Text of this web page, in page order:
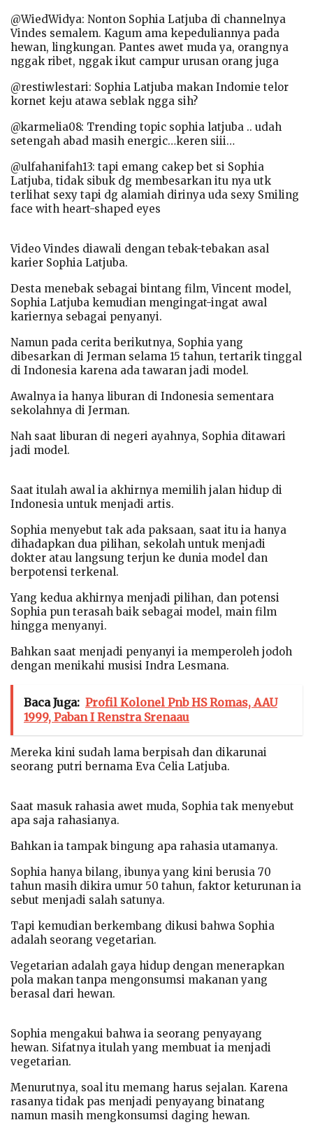
@WiedWidya: Nonton Sophia Latjuba di channelnya
Vindes semalem. Kagum ama kepeduliannya pada
hewan, lingkungan. Pantes awet muda ya, orangnya
nggak ribet, nggak ikut campur urusan orang juga
@restiwlestari: Sophia Latjuba makan Indomie telor
kornet keju atawa seblak ngga sih?
@karmelia08: Trending topic sophia latjuba .. udah
setengah abad masih energic…keren siii…
@ulfahanifah13: tapi emang cakep bet si Sophia
Latjuba, tidak sibuk dg membesarkan itu nya utk
terlihat sexy tapi dg alamiah dirinya uda sexy Smiling
face with heart-shaped eyes
Video Vindes diawali dengan tebak-tebakan asal
karier Sophia Latjuba.
Desta menebak sebagai bintang film, Vincent model,
Sophia Latjuba kemudian mengingat-ingat awal
kariernya sebagai penyanyi.
Namun pada cerita berikutnya, Sophia yang
dibesarkan di Jerman selama 15 tahun, tertarik tinggal
di Indonesia karena ada tawaran jadi model.
Awalnya ia hanya liburan di Indonesia sementara
sekolahnya di Jerman.
Nah saat liburan di negeri ayahnya, Sophia ditawari
jadi model.
Saat itulah awal ia akhirnya memilih jalan hidup di
Indonesia untuk menjadi artis.
Sophia menyebut tak ada paksaan, saat itu ia hanya
dihadapkan dua pilihan, sekolah untuk menjadi
dokter atau langsung terjun ke dunia model dan
berpotensi terkenal.
Yang kedua akhirnya menjadi pilihan, dan potensi
Sophia pun terasah baik sebagai model, main film
hingga menyanyi.
Bahkan saat menjadi penyanyi ia memperoleh jodoh
dengan menikahi musisi Indra Lesmana.
Baca Juga: Profil Kolonel Pnb HS Romas, AAU
1999, Paban I Renstra Srenaau
Mereka kini sudah lama berpisah dan dikarunai
seorang putri bernama Eva Celia Latjuba.
Saat masuk rahasia awet muda, Sophia tak menyebut
apa saja rahasianya.
Bahkan ia tampak bingung apa rahasia utamanya.
Sophia hanya bilang, ibunya yang kini berusia 70
tahun masih dikira umur 50 tahun, faktor keturunan ia
sebut menjadi salah satunya.
Tapi kemudian berkembang dikusi bahwa Sophia
adalah seorang vegetarian.
Vegetarian adalah gaya hidup dengan menerapkan
pola makan tanpa mengonsumsi makanan yang
berasal dari hewan.
Sophia mengakui bahwa ia seorang penyayang
hewan. Sifatnya itulah yang membuat ia menjadi
vegetarian.
Menurutnya, soal itu memang harus sejalan. Karena
rasanya tidak pas menjadi penyayang binatang
namun masih mengkonsumsi daging hewan.